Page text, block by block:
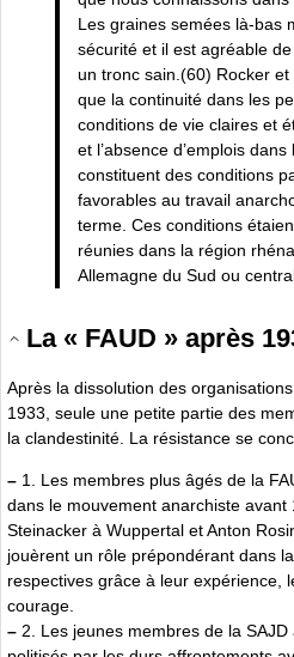
Les graines semées là-bas
sécurité et il est agréable
un tronc sain.(60) Rocker
que la continuité dans les
conditions de vie claires et
et l’absence d’emplois
constituent des conditions
favorables au travail
terme. Ces conditions
réunies dans la région
Allemagne du Sud ou
La « FAUD » après
Après la dissolution des
1933, seule une petite partie des
la clandestinité. La résistance se
– 1. Les membres plus âgés de la
dans le mouvement anarchiste avant
Steinacker à Wuppertal et Anton
jouèrent un rôle prépondérant dans
respectives grâce à leur expérience,
courage.
– 2. Les jeunes membres de la